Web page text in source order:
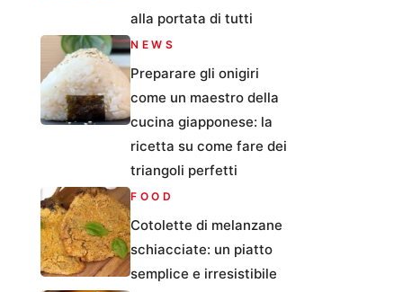
alla portata di tutti
NEWS
Preparare gli onigiri
come un maestro della
cucina giapponese: la
ricetta su come fare dei
triangoli perfetti
FOOD
Cotolette di melanzane
schiacciate: un piatto
semplice e irresistibile